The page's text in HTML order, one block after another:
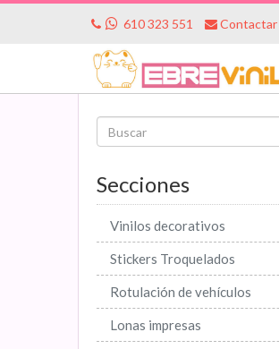
610 323 551 Contactar
Secciones
Vinilos decorativos
Stickers Troquelados
Rotulación de vehículos
Lonas impresas